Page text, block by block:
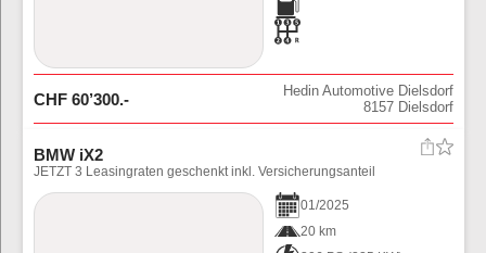
CHF 60’300.-
Hedin Automotive Dielsdorf
8157 Dielsdorf
BMW iX2
JETZT 3 Leasingraten geschenkt inkl. Versicherungsanteil
01/2025
20 km